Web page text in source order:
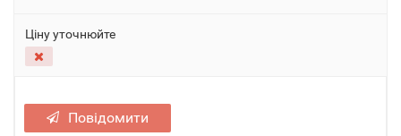
Ціну уточнюйте
Повідомити